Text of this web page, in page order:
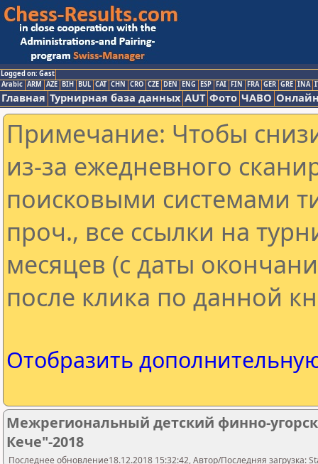
Logged on: Gast
Arabic ARM AZE BIH BUL CAT CHN CRO CZE DEN ENG ESP FAI FIN FRA GER GRE INA
Главная Турнирная база данных AUT Фото ЧАВО
Примечание: Чтобы
из-за ежедневного
поисковыми системами
проч., все ссылки на
месяцев (с даты
после клика по данной
Отобразить
Межрегиональный детский финно-
Кече"-2018
Последнее обновление18.12.2018 15:32:42, Автор/Последняя загрузка: